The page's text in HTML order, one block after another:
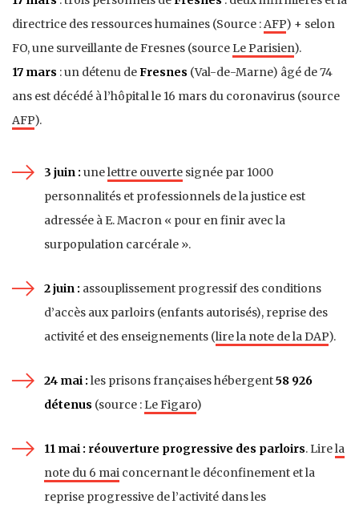
directrice des ressources humaines (Source : AFP) + selon
FO, une surveillante de Fresnes (source Le Parisien).
17 mars : un détenu deFresnes (Val-de-Marne) âgé de 74
ans est décédé à l’hôpital le 16 mars du coronavirus (source
AFP).
3 juin : unelettre ouverte signée par 1000
personnalités et professionnels de la justice est
adressée à E. Macron « pour en finir avec la
surpopulation carcérale ».
2 juin : assouplissement progressif des conditions
d’accès aux parloirs (enfants autorisés), reprise des
activité et des enseignements (lire la note de la DAP).
24 mai : les prisons françaises hébergent58 926
détenus (source : Le Figaro)
11 mai : réouverture progressive des parloirs. Lirela
note du 6 mai concernant le déconfinement et la
reprise progressive de l’activité dans les